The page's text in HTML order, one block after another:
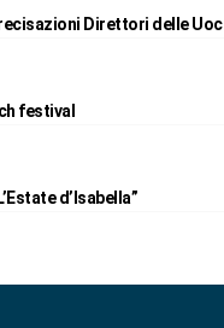
Direttori delle Uoc
festival
d’Isabella”